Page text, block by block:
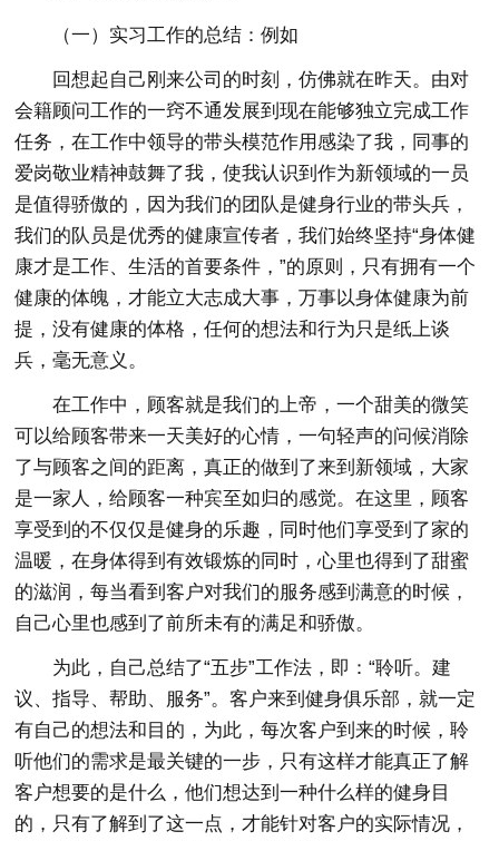
（一）实习工作的总结：例如
回想起自己刚来公司的时刻，仿佛就在昨天。由对
会籍顾问工作的一窍不通发展到现在能够独立完成工作
任务，在工作中领导的带头模范作用感染了我，同事的
爱岗敬业精神鼓舞了我，使我认识到作为新领域的一员
是值得骄傲的，因为我们的团队是健身行业的带头兵，
我们的队员是优秀的健康宣传者，我们始终坚持“身体健
康才是工作、生活的首要条件，”的原则，只有拥有一个
健康的体魄，才能立大志成大事，万事以身体健康为前
提，没有健康的体格，任何的想法和行为只是纸上谈
兵，毫无意义。
在工作中，顾客就是我们的上帝，一个甜美的微笑
可以给顾客带来一天美好的心情，一句轻声的问候消除
了与顾客之间的距离，真正的做到了来到新领域，大家
是一家人，给顾客一种宾至如归的感觉。在这里，顾客
享受到的不仅仅是健身的乐趣，同时他们享受到了家的
温暖，在身体得到有效锻炼的同时，心里也得到了甜蜜
的滋润，每当看到客户对我们的服务感到满意的时候，
自己心里也感到了前所未有的满足和骄傲。
为此，自己总结了“五步”工作法，即：“聆听。建
议、指导、帮助、服务”。客户来到健身俱乐部，就一定
有自己的想法和目的，为此，每次客户到来的时候，聆
听他们的需求是最关键的一步，只有这样才能真正了解
客户想要的是什么，他们想达到一种什么样的健身目
的，只有了解到了这一点，才能针对客户的实际情况，